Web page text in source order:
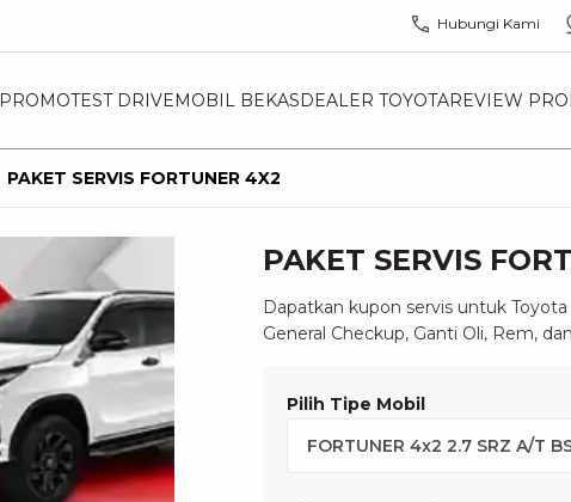
Hubungi Kami
PROMOTEST DRIVEMOBIL BEKASDEALER TOYOTAREVIEW
PAKET SERVIS FORTUNER 4X2
PAKET SERVIS
Dapatkan kupon servis untuk
General Checkup, Ganti Oli, Rem,
Pilih Tipe Mobil